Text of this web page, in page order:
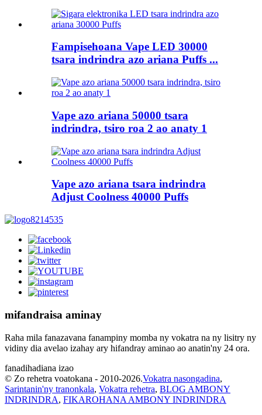
Fampisehoana Vape LED 30000
tsara indrindra azo ariana Puffs ...
Vape azo ariana 50000 tsara
indrindra, tsiro roa 2 ao anaty 1
Vape azo ariana tsara indrindra
Adjust Coolness 40000 Puffs
mifandraisa aminay
Raha mila fanazavana fanampiny momba ny vokatra na ny lisitry ny
vidiny dia avelao izahay ary hifandray aminao ao anatin'ny 24 ora.
fanadihadiana izao
© Zo rehetra voatokana - 2010-2026.Vokatra nasongadina,
Sarintanin'ny tranonkala, Vokatra rehetra, BLOG AMBONY
INDRINDRA, FIKAROHANA AMBONY INDRINDRA